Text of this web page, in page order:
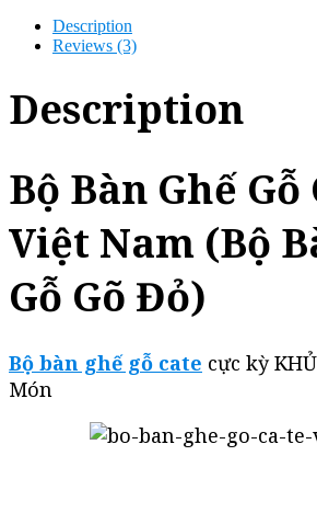
Description
Reviews (3)
Description
Bộ Bàn Ghế Gỗ
Việt Nam (Bộ
Gỗ Gõ Đỏ)
Bộ bàn ghế gỗ cate cực kỳ
Món